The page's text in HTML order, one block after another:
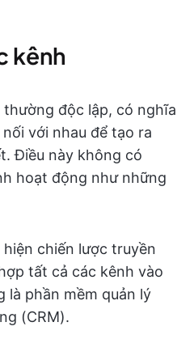
kênh
độc lập, có nghĩa
với nhau để tạo ra
Điều này không có
hoạt động như những
chiến lược truyền
tất cả các kênh vào
phần mềm quản lý
(CRM).